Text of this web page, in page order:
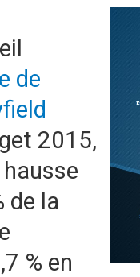
de
2015,
de la
% en